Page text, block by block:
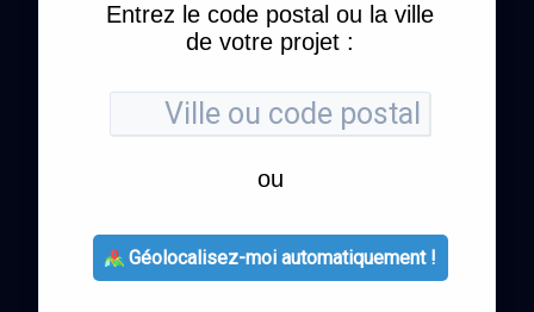
Entrez le code postal ou la ville
de votre projet :
ou
Géolocalisez-moi automatiquement !